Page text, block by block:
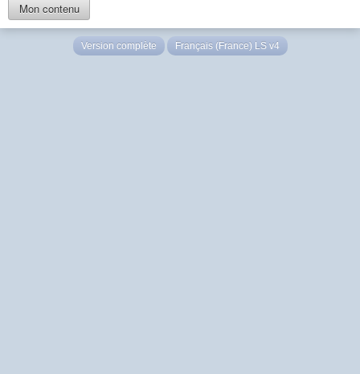
Mon contenu
Version complète Français (France) LS v4